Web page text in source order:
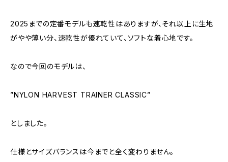
2025までの定番モデルも速乾性はありますが、それ以上に生地
がやや薄い分、速乾性が優れていて、ソフトな着心地です。
なので今回のモデルは、
”NYLON HARVEST TRAINER CLASSIC”
としました。
仕様とサイズバランスは今までと全く変わりません。